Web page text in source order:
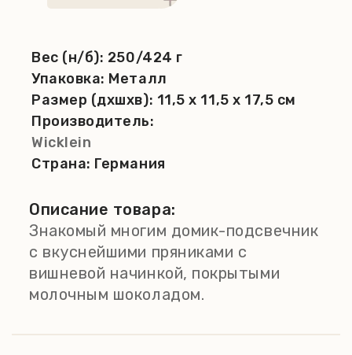
Вес (н/б): 250/424 г
Упаковка: Металл
Размер (дхшхв): 11,5 x 11,5 x 17,5 см
Производитель:
Wicklein
Страна: Германия
Описание товара:
Знакомый многим домик-подсвечник
с вкуснейшими пряниками с
вишневой начинкой, покрытыми
молочным шоколадом.